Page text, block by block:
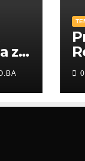
za